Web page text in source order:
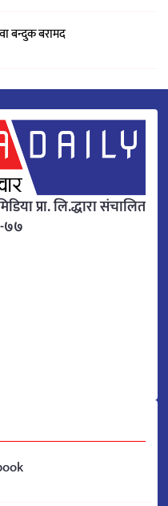
बन्दुक बरामद
प्रा. लि.द्धारा संचालित
७७